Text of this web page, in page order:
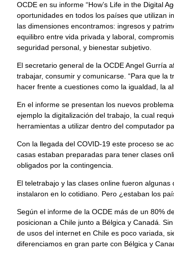
OCDE en su informe “How’s Life in the Digital
oportunidades en todos los países que utilizan
las dimensiones encontramos: ingresos y
equilibro entre vida privada y laboral,
seguridad personal, y bienestar subjetivo.
El secretario general de la OCDE Angel Gurría
trabajar, consumir y comunicarse. “Para que
hacer frente a cuestiones como la igualdad, la
En el informe se presentan los nuevos
ejemplo la digitalización del trabajo, la cual
herramientas a utilizar dentro del computador
Con la llegada del COVID-19 este proceso se
casas estaban preparadas para tener clases
obligados por la contingencia.
El teletrabajo y las clases online fueron
instalaron en lo cotidiano. Pero ¿estaban los
Según el informe de la OCDE más de un 80%
posicionan a Chile junto a Bélgica y Canadá.
de usos del internet en Chile es poco variada,
diferenciamos en gran parte con Bélgica y